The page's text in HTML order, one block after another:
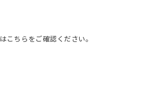
ちらをご確認ください。